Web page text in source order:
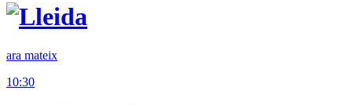
ara mateix
10:30